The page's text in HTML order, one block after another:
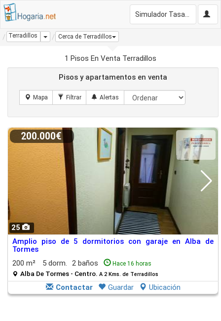
Terradillos Dropdown
Cerca de Terradillos
1 Pisos En Venta Terradillos
Pisos y apartamentos en venta
25
200.000€
Amplio piso de 5 dormitorios con garaje en Alba de
Tormes
200 m²
5 dorm. 2 baños Hace 16 horas
Alba De Tormes - Centro. A 2 Kms. de Terradillos
Contactar Guardar Ubicación